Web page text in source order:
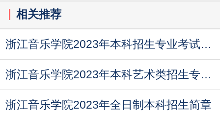
相关推荐
浙江音乐学院2023年本科招生专业考试（复试） 考生
浙江音乐学院2023年本科艺术类招生专业与各省统考
浙江音乐学院2023年全日制本科招生简章